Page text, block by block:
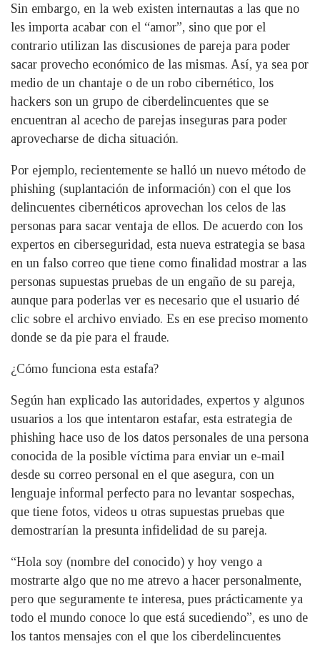
Sin embargo, en la web existen internautas a las que no
les importa acabar con el “amor”, sino que por el
contrario utilizan las discusiones de pareja para poder
sacar provecho económico de las mismas. Así, ya sea por
medio de un chantaje o de un robo cibernético, los
hackers son un grupo de ciberdelincuentes que se
encuentran al acecho de parejas inseguras para poder
aprovecharse de dicha situación.
Por ejemplo, recientemente se halló un nuevo método de
phishing (suplantación de información) con el que los
delincuentes cibernéticos aprovechan los celos de las
personas para sacar ventaja de ellos. De acuerdo con los
expertos en ciberseguridad, esta nueva estrategia se basa
en un falso correo que tiene como finalidad mostrar a las
personas supuestas pruebas de un engaño de su pareja,
aunque para poderlas ver es necesario que el usuario dé
clic sobre el archivo enviado. Es en ese preciso momento
donde se da pie para el fraude.
¿Cómo funciona esta estafa?
Según han explicado las autoridades, expertos y algunos
usuarios a los que intentaron estafar, esta estrategia de
phishing hace uso de los datos personales de una persona
conocida de la posible víctima para enviar un e-mail
desde su correo personal en el que asegura, con un
lenguaje informal perfecto para no levantar sospechas,
que tiene fotos, videos u otras supuestas pruebas que
demostrarían la presunta infidelidad de su pareja.
“Hola soy (nombre del conocido) y hoy vengo a
mostrarte algo que no me atrevo a hacer personalmente,
pero que seguramente te interesa, pues prácticamente ya
todo el mundo conoce lo que está sucediendo”, es uno de
los tantos mensajes con el que los ciberdelincuentes